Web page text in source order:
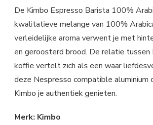
De Kimbo Espresso Barista 100%
kwalitatieve melange van 100%
verleidelijke aroma verwent je met
en geroosterd brood. De relatie tussen
koffie vertelt zich als een waar
deze Nespresso compatible aluminium
Kimbo je authentiek genieten.
Merk: Kimbo